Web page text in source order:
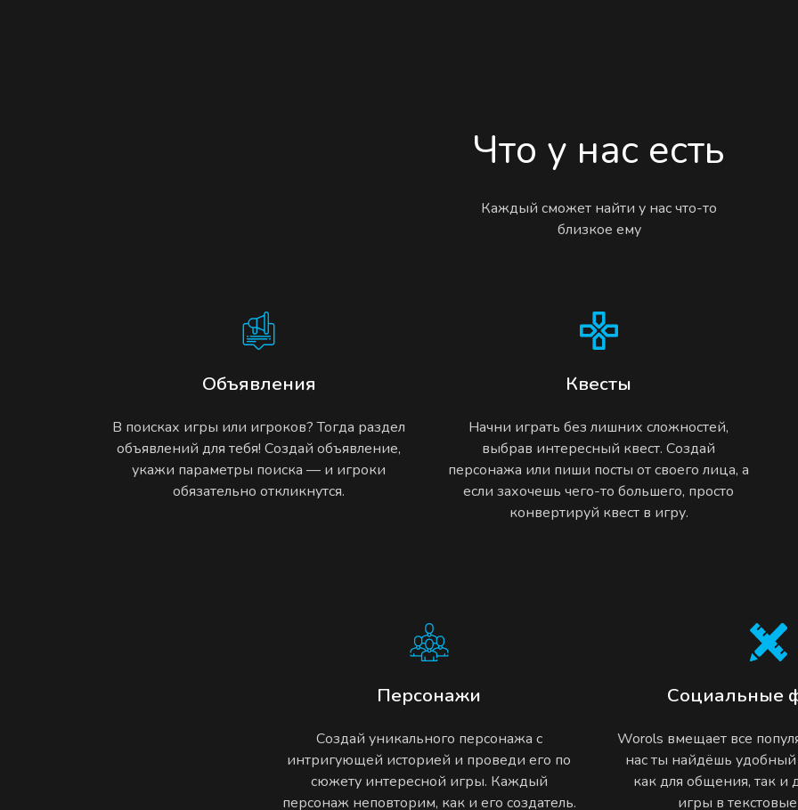
Что у нас есть
Каждый сможет найти у нас что-то
близкое ему
Объявления
В поисках игры или игроков? Тогда раздел
объявлений для тебя! Создай объявление,
укажи параметры поиска — и игроки
обязательно откликнутся.
Квесты
Начни играть без лишних сложностей,
выбрав интересный квест. Создай
персонажа или пиши посты от своего лица, а
если захочешь чего-то большего, просто
конвертируй квест в игру.
Персонажи
Создай уникального персонажа с
интригующей историей и проведи его по
сюжету интересной игры. Каждый
персонаж неповторим, как и его создатель.
Социальные
Worols вмещает все
нас ты найдёшь
как для общения, так и
игры в